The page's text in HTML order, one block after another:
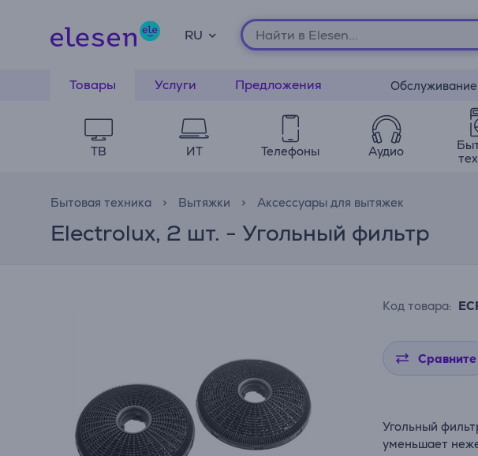
RU
Товары Услуги Предложения
ТВ ИТ Телефоны Аудио
Бытовая техника Вытяжки Аксессуары для вытяжек
Electrolux, 2 шт. - Угольный фильтр
Код товара:
Сравните
Угольный
уменьшает